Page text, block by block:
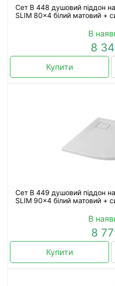
Сет B 448 душовий піддон
SLIM 80x4 білий матовий +
В
8
Купити
Сет B 449 душовий піддон
SLIM 90x4 білий матовий +
В
8
Купити